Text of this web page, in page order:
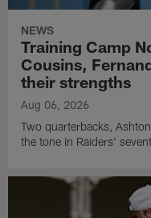
NEWS
Training Camp
Cousins,
their strengths
Aug 06, 2026
Two quarterbacks,
the tone in Raiders'